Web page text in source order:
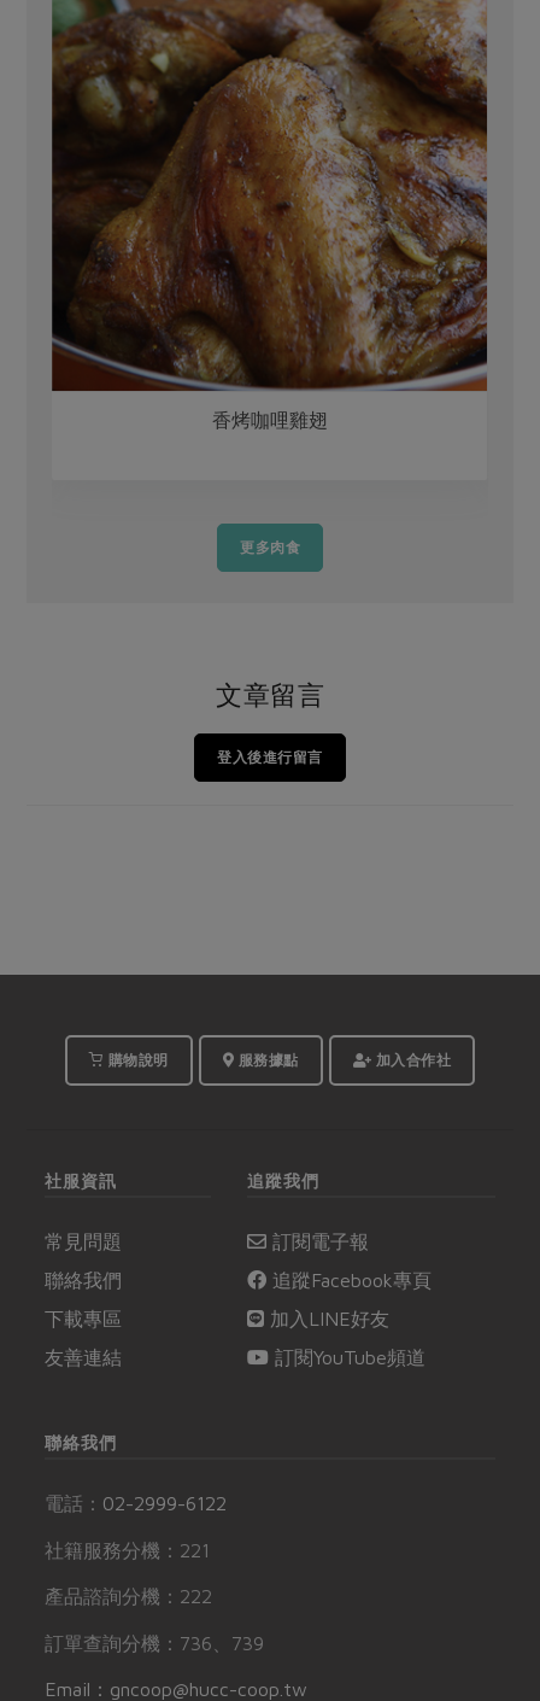
香烤咖哩雞翅
更多肉食
文章留言
登入後進行留言
購物說明 服務據點 加入合作社
社服資訊
常見問題
聯絡我們
下載專區
友善連結
追蹤我們
訂閱電子報
追蹤Facebook專頁
加入LINE好友
訂閱YouTube頻道
聯絡我們
電話： 02-2999-6122
社籍服務分機：221
產品諮詢分機：222
訂單查詢分機：736、739
Email：gncoop@hucc-coop.tw